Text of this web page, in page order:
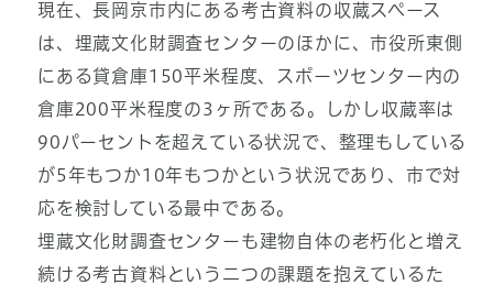
現在、長岡京市内にある考古資料の収蔵スペース
は、埋蔵文化財調査センターのほかに、市役所東側
にある貸倉庫150平米程度、スポーツセンター内の
倉庫200平米程度の3ヶ所である。しかし収蔵率は
90パーセントを超えている状況で、整理もしている
が5年もつか10年もつかという状況であり、市で対
応を検討している最中である。
埋蔵文化財調査センターも建物自体の老朽化と増え
続ける考古資料という二つの課題を抱えているた